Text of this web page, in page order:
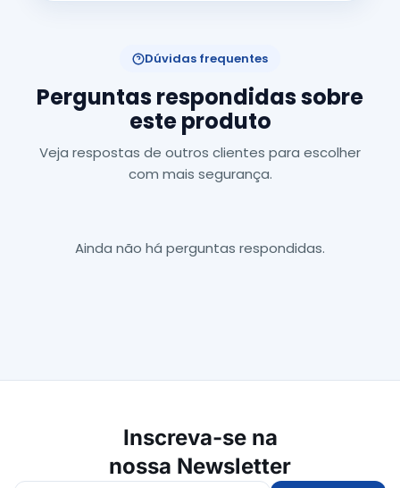
Dúvidas frequentes
Perguntas respondidas sobre
este produto
Veja respostas de outros clientes para escolher
com mais segurança.
Ainda não há perguntas respondidas.
Inscreva-se na
nossa Newsletter